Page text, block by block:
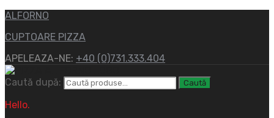
ALFORNO
CUPTOARE PIZZA
APELEAZA-NE: +40 (0)731.333.404
Caută după: Caută
Hello.